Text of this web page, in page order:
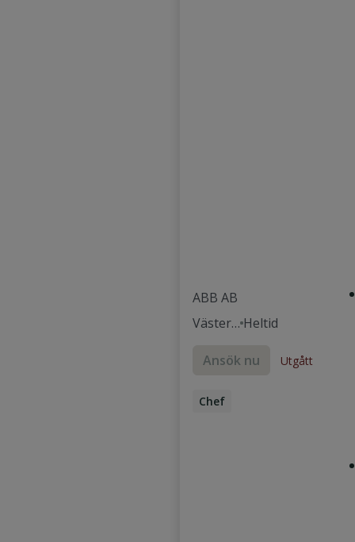
ABB AB
Västerå Heltid
Ansök nu Utgått
Chef